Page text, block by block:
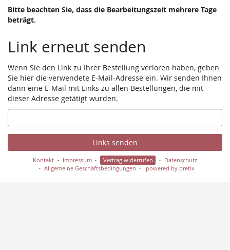
Bitte beachten Sie, dass die Bearbeitungszeit mehrere Tage
beträgt.
Link erneut senden
Wenn Sie den Link zu Ihrer Bestellung verloren haben, geben
Sie hier die verwendete E-Mail-Adresse ein. Wir senden Ihnen
dann eine E-Mail mit Links zu allen Bestellungen, die mit
dieser Adresse getätigt wurden.
E-
Mail
Links senden
Kontakt Impressum Vertrag widerrufen
Datenschutz
Allgemeine Geschäftsbedingungen
powered by pretix